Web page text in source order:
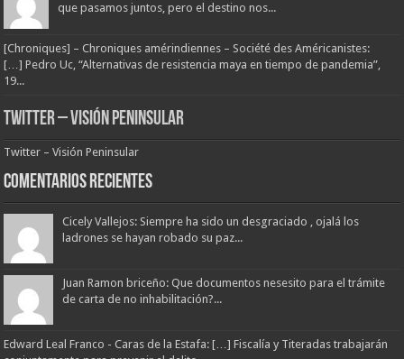
que pasamos juntos, pero el destino nos...
[Chroniques] – Chroniques amérindiennes – Société des Américanistes:
[…] Pedro Uc, “Alternativas de resistencia maya en tiempo de pandemia”,
19...
Twitter – Visión Peninsular
Twitter – Visión Peninsular
Comentarios Recientes
Cicely Vallejos: Siempre ha sido un desgraciado , ojalá los
ladrones se hayan robado su paz...
Juan Ramon briceño: Que documentos nesesito para el trámite
de carta de no inhabilitación?...
Edward Leal Franco - Caras de la Estafa: […] Fiscalía y Titeradas trabajarán